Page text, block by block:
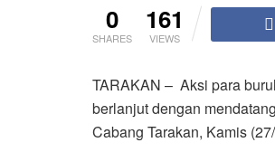
0
SHARES
161
VIEWS
TARAKAN – Aksi para
berlanjut dengan
Cabang Tarakan, Kamis